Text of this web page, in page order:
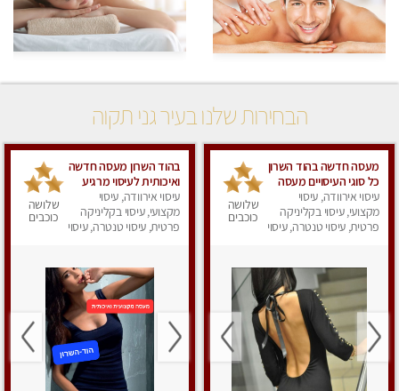
הבחירות שלנו בעיר גני תקוה
מעסה חדשה בהוד השרון
כל סוגי העיסויים מעסה
מקצועית ואיכותית פרטי
עיסוי אירוודה, עיסוי
מקצועי, עיסוי בקליניקה
פרטית, עיסוי טנטרה, עיסוי
שלושה
כוכבים
בהוד השרון מעסה חדשה
ואיכותית לעיסוי מרגיע
ומפנק VIP-מומלץ
לחלוטין! פרטי! ​​​​​​ Highly
recommended
עיסוי אירוודה, עיסוי
מקצועי, עיסוי בקליניקה
פרטית, עיסוי טנטרה, עיסוי
שלושה
כוכבים